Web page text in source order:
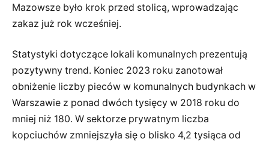
Mazowsze było krok przed stolicą, wprowadzając
zakaz już rok wcześniej.
Statystyki dotyczące lokali komunalnych prezentują
pozytywny trend. Koniec 2023 roku zanotował
obniżenie liczby pieców w komunalnych budynkach w
Warszawie z ponad dwóch tysięcy w 2018 roku do
mniej niż 180. W sektorze prywatnym liczba
kopciuchów zmniejszyła się o blisko 4,2 tysiąca od